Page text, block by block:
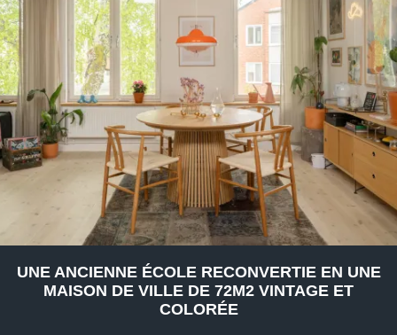
UNE ANCIENNE ÉCOLE RECONVERTIE EN UNE
MAISON DE VILLE DE 72M2 VINTAGE ET
COLORÉE